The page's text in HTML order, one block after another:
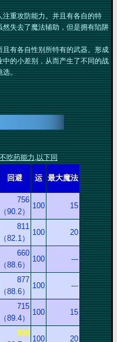
重攻防能力。并且有各自的特
失去了魔法辅助，但是拥有陷阱
有各自性别所特有的武器。形成
的小差别，从而产生了不同的战
选。
吃药能力,以下同
回避 运 最大魔法
756
（90.2）
100 15
811
（82.1）
100 20
660
（88.6）
100 ---
877
（88.6）
100 ---
715
（89.4）
100 15
900
100 20